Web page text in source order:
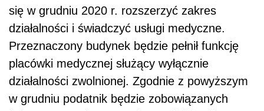
się w grudniu 2020 r. rozszerzyć zakres
działalności i świadczyć usługi medyczne.
Przeznaczony budynek będzie pełnił funkcję
placówki medycznej służący wyłącznie
działalności zwolnionej. Zgodnie z powyższym
w grudniu podatnik będzie zobowiązanych